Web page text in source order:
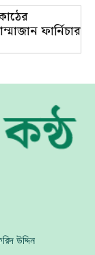
ফার্নিচার
উদ্দিন